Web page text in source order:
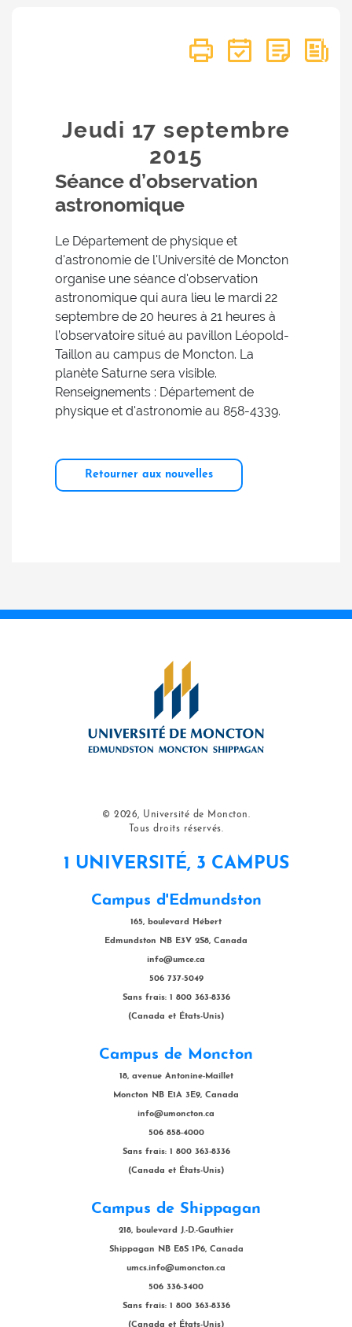
Jeudi 17 septembre
2015
Séance d’observation
astronomique
Le Département de physique et
d'astronomie de l'Université de Moncton
organise une séance d'observation
astronomique qui aura lieu le mardi 22
septembre de 20 heures à 21 heures à
l’observatoire situé au pavillon Léopold-
Taillon au campus de Moncton. La
planète Saturne sera visible.
Renseignements : Département de
physique et d'astronomie au 858-4339.
Retourner aux nouvelles
© 2026, Université de Moncton.
Tous droits réservés.
1 UNIVERSITÉ, 3 CAMPUS
Campus d'Edmundston
165, boulevard Hébert
Edmundston NB E3V 2S8, Canada
info@umce.ca
506 737-5049
Sans frais: 1 800 363-8336
(Canada et États-Unis)
Campus de Moncton
18, avenue Antonine-Maillet
Moncton NB E1A 3E9, Canada
info@umoncton.ca
506 858-4000
Sans frais: 1 800 363-8336
(Canada et États-Unis)
Campus de Shippagan
218, boulevard J.-D.-Gauthier
Shippagan NB E8S 1P6, Canada
umcs.info@umoncton.ca
506 336-3400
Sans frais: 1 800 363-8336
(Canada et États-Unis)